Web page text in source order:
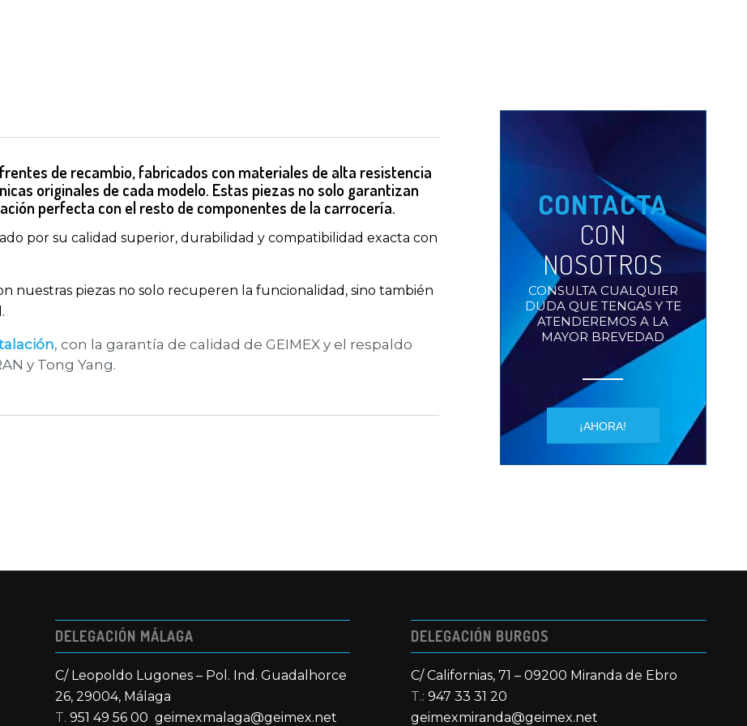
de recambio, fabricados con materiales de alta resistencia
originales de cada modelo. Estas piezas no solo garantizan
perfecta con el resto de componentes de la carrocería.
por su calidad superior, durabilidad y compatibilidad exacta con
nuestras piezas no solo recuperen la funcionalidad, sino también
, con la garantía de calidad de GEIMEX y el respaldo
y Tong Yang.
CONTACTA
CON
NOSOTROS
CONSULTA CUALQUIER
DUDA QUE TENGAS Y TE
ATENDEREMOS A LA
MAYOR BREVEDAD
¡AHORA!
DELEGACIÓN MÁLAGA
C/ Leopoldo Lugones – Pol. Ind. Guadalhorce
26, 29004, Málaga
T. 951 49 56 00 geimexmalaga@geimex.net
DELEGACIÓN BURGOS
C/ Californias, 71 – 09200 Miranda de Ebro
T.:947 33 31 20
geimexmiranda@geimex.net